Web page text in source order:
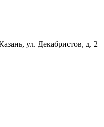
ул. Декабристов, д. 2